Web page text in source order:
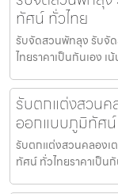
ทัศน์ ทั่วไทย
รับจัดสวนพัทลุง รับจั
ไทยราคาเป็นกันเอง
รับตกแต่งสวนค
ออกแบบภูมิทัศน์
รับตกแต่งสวนคลอง
ทัศน์ ทั่วไทยราคาเป็น